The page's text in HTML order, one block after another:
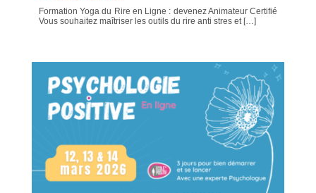
Formation Yoga du Rire en Ligne : devenez Animateur Certifié
Vous souhaitez maîtriser les outils du rire anti stres et […]